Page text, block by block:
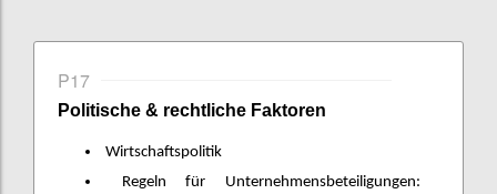
P17
Politische & rechtliche Faktoren
Wirtschaftspolitik
Regeln für Unternehmensbeteiligungen: